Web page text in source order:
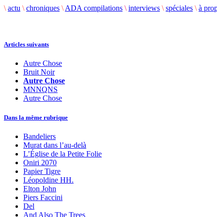
\ actu \ chroniques \ ADA compilations \ interviews \ spéciales \ à
Articles suivants
Autre Chose
Bruit Noir
Autre Chose
MNNQNS
Autre Chose
Dans la même rubrique
Bandeliers
Murat dans l’au-delà
L’Église de la Petite Folie
Oniri 2070
Papier Tigre
Léopoldine HH.
Elton John
Piers Faccini
Del
And Also The Trees